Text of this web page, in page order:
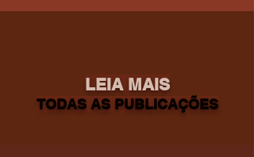
LEIA MAIS
TODAS AS PUBLICAÇÕES